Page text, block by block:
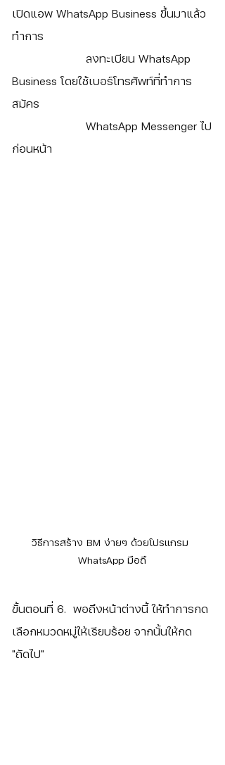
เปิดแอพ WhatsApp Business ขึ้นมาแล้ว
ทำการ
Business โดยใช้เบอร์โทรศัพท์ที่ทำการ
สมัคร
ก่อนหน้า
วิธีการสร้าง BM ง่ายๆ ด้วยโปรแกรม
WhatsApp มือถื
ขั้นตอนที่ 6.  พอถึงหน้าต่างนี้ ให้ทำการกด
เลือกหมวดหมู่ให้เรียบร้อย จากนั้นให้กด
"ถัดไป"